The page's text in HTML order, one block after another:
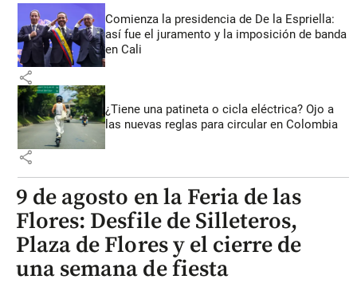
Comienza la presidencia de De la Espriella:
así fue el juramento y la imposición de banda
en Cali
share
¿Tiene una patineta o cicla eléctrica? Ojo a
las nuevas reglas para circular en Colombia
share
9 de agosto en la Feria de las
Flores: Desfile de Silleteros,
Plaza de Flores y el cierre de
una semana de fiesta